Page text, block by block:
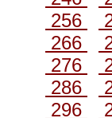
256
266
276
286
296